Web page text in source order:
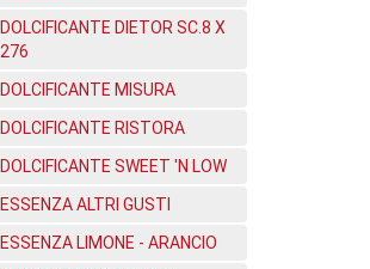
DOLCIFICANTE DIETOR SC.8 X
276
DOLCIFICANTE MISURA
DOLCIFICANTE RISTORA
DOLCIFICANTE SWEET 'N LOW
ESSENZA ALTRI GUSTI
ESSENZA LIMONE - ARANCIO